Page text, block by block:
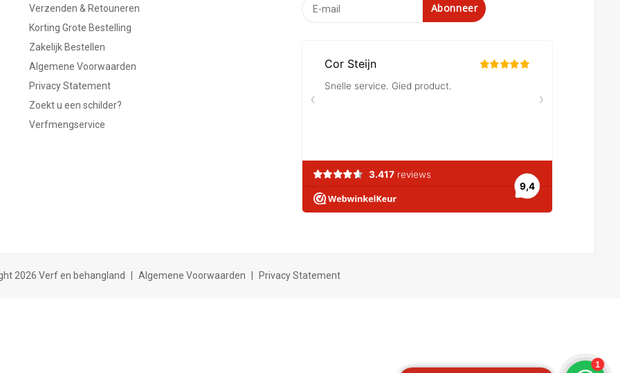
Verzenden & Retouneren
Korting Grote Bestelling
Zakelijk Bestellen
Algemene Voorwaarden
Privacy Statement
Zoekt u een schilder?
Verfmengservice
Abonneer
2026 Verf en behangland Algemene Voorwaarden Privacy Statement